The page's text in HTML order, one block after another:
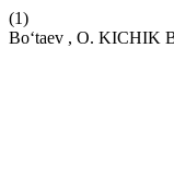
(1)
Bo‘taev , O.